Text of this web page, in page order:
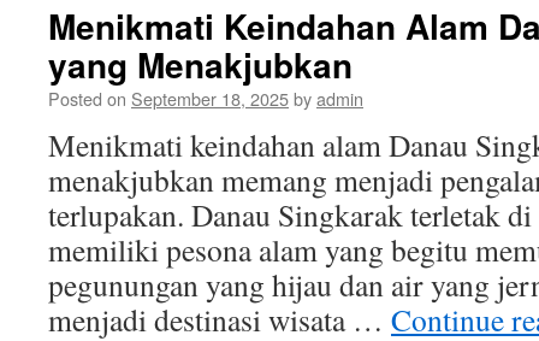
Menikmati Keindahan Alam
yang Menakjubkan
Posted on September 18, 2025byadmin
Menikmati keindahan alam Danau
menakjubkan memang menjadi
terlupakan. Danau Singkarak terletak
memiliki pesona alam yang begitu
pegunungan yang hijau dan air yang
menjadi destinasi wisata … Continue